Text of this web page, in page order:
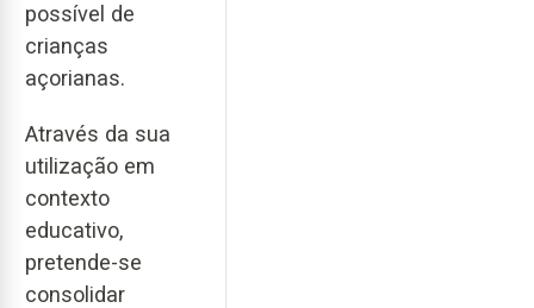
possível de
crianças
açorianas.
Através da sua
utilização em
contexto
educativo,
pretende-se
consolidar